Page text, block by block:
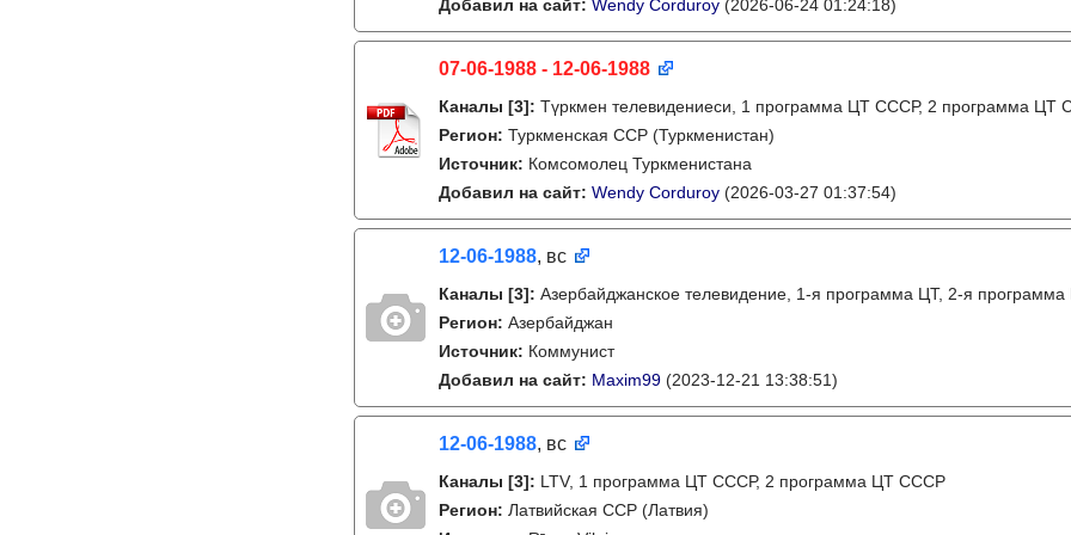
Добавил на сайт: Wendy Corduroy (2026-06-24 01:24:18)
07-06-1988 - 12-06-1988
Каналы [3]: Түркмен телевидениеси, 1 программа ЦТ СССР, 2 программа ЦТ
Регион: Туркменская ССР (Туркменистан)
Источник: Комсомолец Туркменистана
Добавил на сайт: Wendy Corduroy (2026-03-27 01:37:54)
12-06-1988, вс
Каналы [3]: Азербайджанское телевидение, 1-я программа ЦТ, 2-я
Регион: Азербайджан
Источник: Коммунист
Добавил на сайт: Maxim99 (2023-12-21 13:38:51)
12-06-1988, вс
Каналы [3]: LTV, 1 программа ЦТ СССР, 2 программа ЦТ СССР
Регион: Латвийская ССР (Латвия)